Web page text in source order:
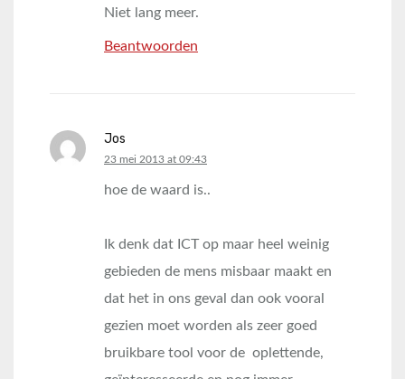
Niet lang meer.
Beantwoorden
Jos
says:
23 mei 2013 at 09:43
hoe de waard is..
Ik denk dat ICT op maar heel weinig
gebieden de mens misbaar maakt en
dat het in ons geval dan ook vooral
gezien moet worden als zeer goed
bruikbare tool voor de oplettende,